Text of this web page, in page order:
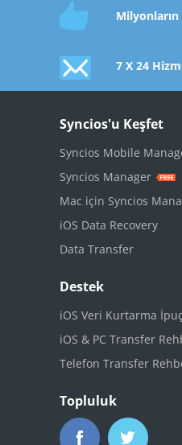
Milyonların
7 X 24
Syncios'u Keşfet
Syncios Mobile
Syncios Manager
Mac için Syncios
iOS Data Recovery
Data Transfer
Destek
iOS Veri Kurtarma
iOS & PC Transfer
Telefon Transfer
Topluluk